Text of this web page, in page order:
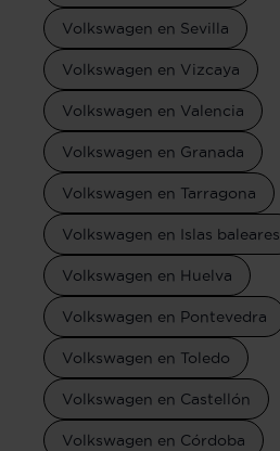
Volkswagen en Sevilla
Volkswagen en Vizcaya
Volkswagen en Valencia
Volkswagen en Granada
Volkswagen en Tarragona
Volkswagen en Islas baleares
Volkswagen en Huelva
Volkswagen en Pontevedra
Volkswagen en Toledo
Volkswagen en Castellón
Volkswagen en Córdoba